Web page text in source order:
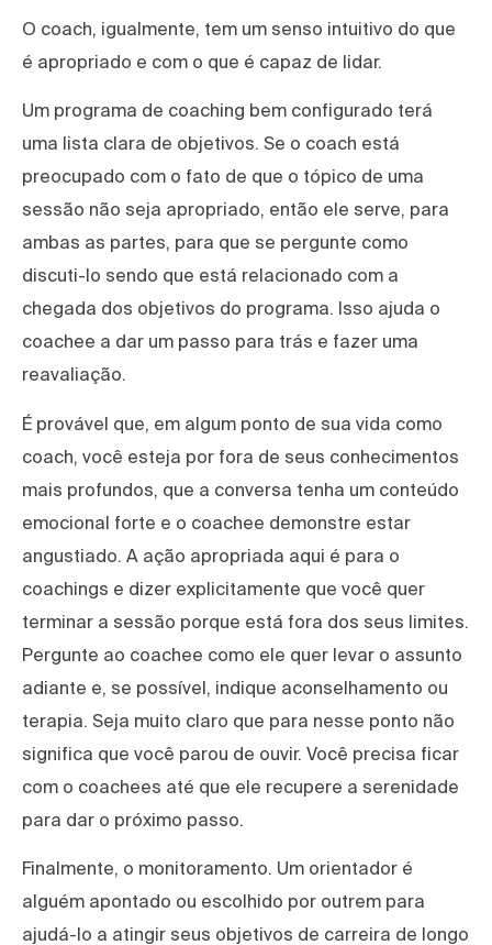
O coach, igualmente, tem um senso intuitivo do que
é apropriado e com o que é capaz de lidar.
Um programa de coaching bem configurado terá
uma lista clara de objetivos. Se o coach está
preocupado com o fato de que o tópico de uma
sessão não seja apropriado, então ele serve, para
ambas as partes, para que se pergunte como
discuti-lo sendo que está relacionado com a
chegada dos objetivos do programa. Isso ajuda o
coachee a dar um passo para trás e fazer uma
reavaliação.
É provável que, em algum ponto de sua vida como
coach, você esteja por fora de seus conhecimentos
mais profundos, que a conversa tenha um conteúdo
emocional forte e o coachee demonstre estar
angustiado. A ação apropriada aqui é para o
coachings e dizer explicitamente que você quer
terminar a sessão porque está fora dos seus limites.
Pergunte ao coachee como ele quer levar o assunto
adiante e, se possível, indique aconselhamento ou
terapia. Seja muito claro que para nesse ponto não
significa que você parou de ouvir. Você precisa ficar
com o coachees até que ele recupere a serenidade
para dar o próximo passo.
Finalmente, o monitoramento. Um orientador é
alguém apontado ou escolhido por outrem para
ajudá-lo a atingir seus objetivos de carreira de longo